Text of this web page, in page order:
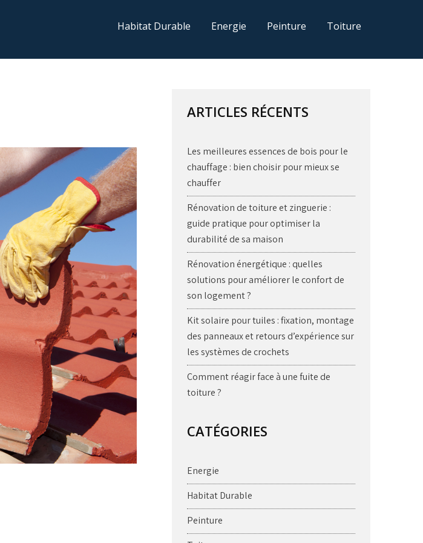
Habitat Durable Energie Peinture Toiture
ARTICLES RÉCENTS
Les meilleures essences de bois pour le
chauffage : bien choisir pour mieux se
chauffer
Rénovation de toiture et zinguerie :
guide pratique pour optimiser la
durabilité de sa maison
Rénovation énergétique : quelles
solutions pour améliorer le confort de
son logement ?
Kit solaire pour tuiles : fixation, montage
des panneaux et retours d’expérience sur
les systèmes de crochets
Comment réagir face à une fuite de
toiture ?
CATÉGORIES
Energie
Habitat Durable
Peinture